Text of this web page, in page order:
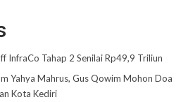
InfraCo Tahap 2 Senilai Rp49,9 Triliun
Yahya Mahrus, Gus Qowim Mohon Doa
Kota Kediri